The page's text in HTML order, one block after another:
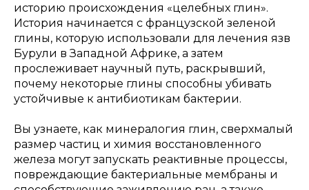
историю происхождения «целебных глин».
История начинается с французской зеленой
глины, которую использовали для лечения язв
Бурули в Западной Африке, а затем
прослеживает научный путь, раскрывший,
почему некоторые глины способны убивать
устойчивые к антибиотикам бактерии.
Вы узнаете, как минералогия глин, сверхмалый
размер частиц и химия восстановленного
железа могут запускать реактивные процессы,
повреждающие бактериальные мембраны и